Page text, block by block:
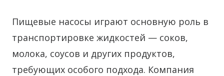
Пищевые насосы играют основную роль в
транспортировке жидкостей — соков,
молока, соусов и других продуктов,
требующих особого подхода. Компания